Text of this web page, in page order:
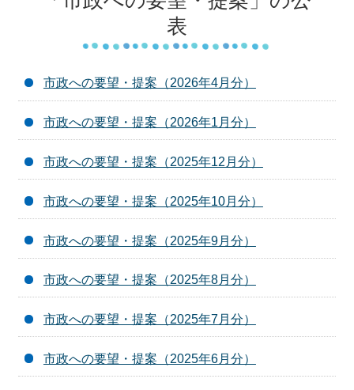
表
市政への要望・提案（2026年4月分）
市政への要望・提案（2026年1月分）
市政への要望・提案（2025年12月分）
市政への要望・提案（2025年10月分）
市政への要望・提案（2025年9月分）
市政への要望・提案（2025年8月分）
市政への要望・提案（2025年7月分）
市政への要望・提案（2025年6月分）